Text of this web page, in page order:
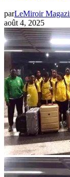
parLeMiroir
août 4, 2025